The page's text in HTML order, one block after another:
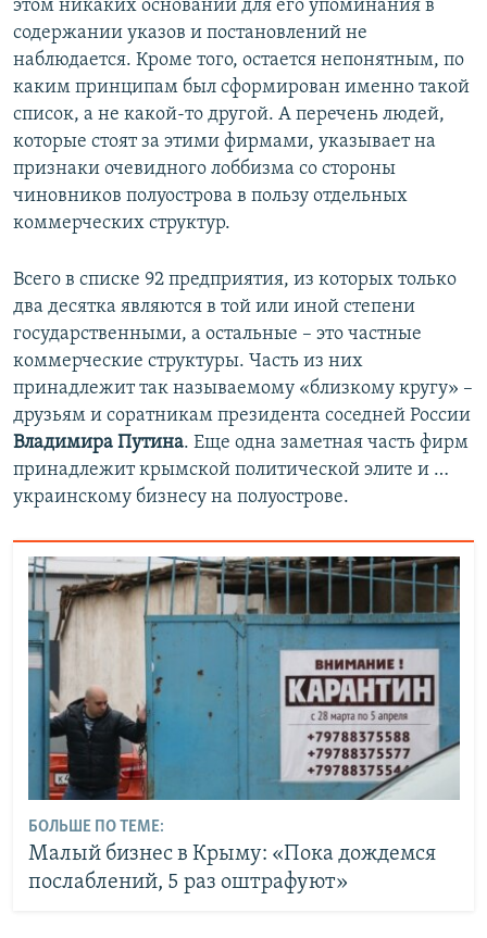
этом никаких оснований для его упоминания в
содержании указов и постановлений не
наблюдается. Кроме того, остается непонятным, по
каким принципам был сформирован именно такой
список, а не какой-то другой. А перечень людей,
которые стоят за этими фирмами, указывает на
признаки очевидного лоббизма со стороны
чиновников полуострова в пользу отдельных
коммерческих структур.
Всего в списке 92 предприятия, из которых только
два десятка являются в той или иной степени
государственными, а остальные – это частные
коммерческие структуры. Часть из них
принадлежит так называемому «близкому кругу» –
друзьям и соратникам президента соседней России
Владимира Путина. Еще одна заметная часть фирм
принадлежит крымской политической элите и …
украинскому бизнесу на полуострове.
БОЛЬШЕ ПО ТЕМЕ:
Малый бизнес в Крыму: «Пока дождемся
послаблений, 5 раз оштрафуют»